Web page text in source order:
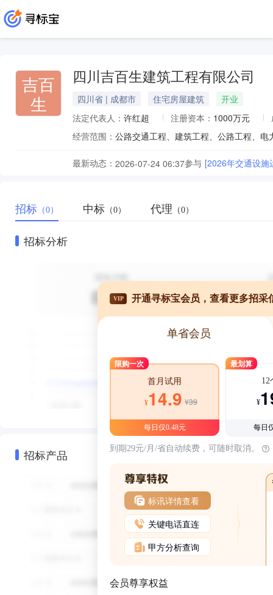
吉百
生
四川吉百生建筑工程有限公司
四川省 | 成都市 住宅房屋建筑
开业
法定代表人： 许红超 注册资本： 1000万元
经营范围：
最新动态： 2026-07-24 06:37参与 [2026年交通设施
招标 （0） 中标 （0） 代理 （0）
招标分析
招标产品
VIP 开通寻标宝会员，查看更多招采
单省会员
限购一次
首月试用
¥14.9 ¥39
每日仅0.48元
最划算
12
¥
每日
到期29元/月/省自动续费，可随时取消。
标讯详情查看
关键电话直连
甲方分析查询
会员尊享权益